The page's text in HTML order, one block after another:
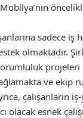
sadece iş
olmaktadır.
projeleri
ve ekip
çalışanların
olacak esnek